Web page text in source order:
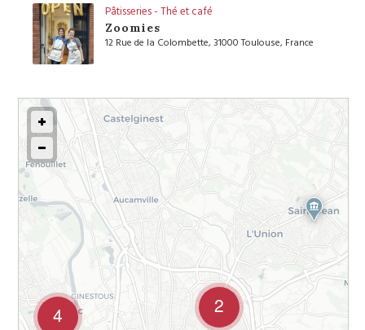
Pâtisseries - Thé et café
Zoomies
12 Rue de la Colombette, 31000 Toulouse, France
Voir sur la Carte
Pâtisseries - Chocolatiers
Jean Marc Lauthier
93 Avenue des Pyrénées, 31830 Plaisance-du-Touch,
France
Voir sur la Carte
Pâtisseries - Chocolatiers
4 2